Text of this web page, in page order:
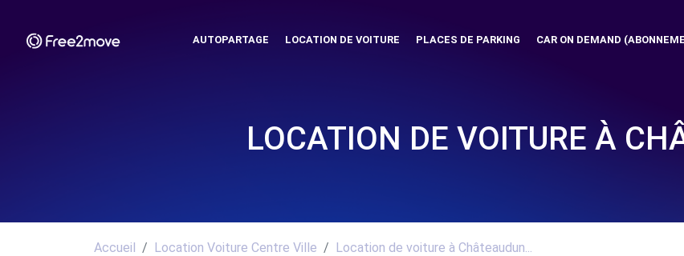
AUTOPARTAGE LOCATION DE VOITURE PLACES DE PARKING CAR ON DEMAND
LOCATION DE VOITURE À
Accueil Location Voiture Centre Ville Location de voiture à Châteaudun...